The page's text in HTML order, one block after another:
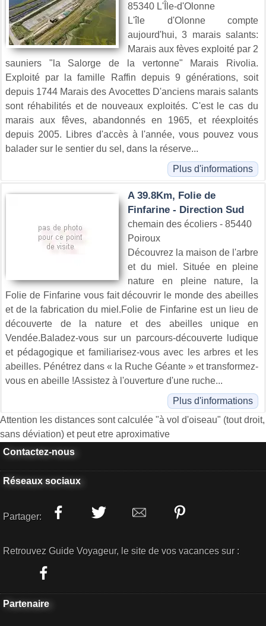
85340 L'Île-d'Olonne
L'île d'Olonne compte
aujourd'hui, 3 marais salants:
Marais aux fèves exploité par 2
sauniers "la Salorge de la vertonne" Marais Rivolia.
Exploité par la famille Raffin depuis 9 générations, soit
depuis 1744 Marais des Avocettes D'anciens marais salants
sont réhabilités et de nouveaux exploités. C'est le cas du
marais aux fêves, abandonnés en 1965, et réexploités
depuis 2005. Libres d'accès à l'année, vous pouvez vous
balader sur le sentier du sel, dans la réserve...
Plus d'informations
A 39.8Km, Folie de
Finfarine - Direction Sud
chemain des écoliers - 85440
Poiroux
Découvrez la maison de l'arbre
et du miel. Située en pleine
nature en pleine nature, la
Folie de Finfarine vous fait découvrir le monde des abeilles
et de la fabrication du miel.Folie de Finfarine est un lieu de
découverte de la nature et des abeilles unique en
Vendée.Baladez-vous sur un parcours-découverte ludique
et pédagogique et familiarisez-vous avec les arbres et les
abeilles. Pénétrez dans « la Ruche Géante » et transformez-
vous en abeille !Assistez à l'ouverture d'une ruche...
Plus d'informations
Attention les distances sont calculée "à vol d'oiseau" (tout droit,
sans déviation) et peut etre aproximative
Contactez-nous
Réseaux sociaux
Partager:
Retrouvez Guide Voyageur, le site de vos vacances sur :
Partenaire